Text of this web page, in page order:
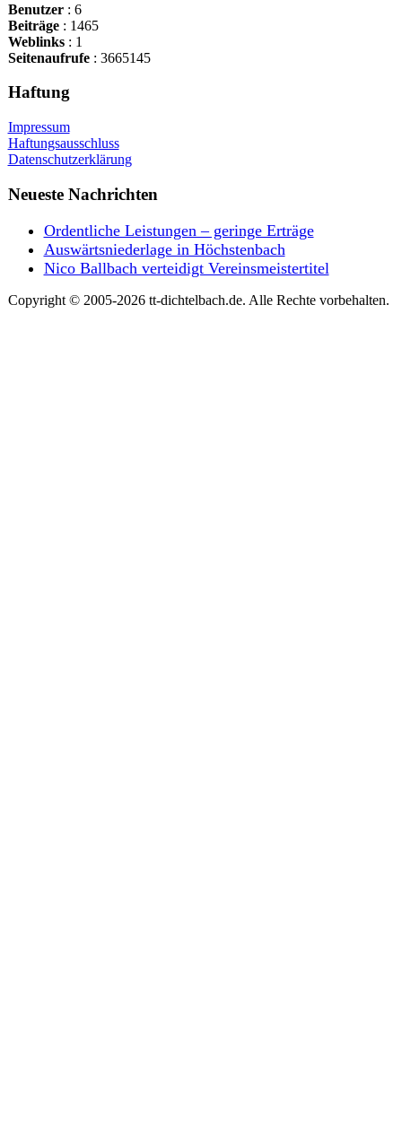
Benutzer: 6
Beiträge: 1465
Weblinks: 1
Seitenaufrufe: 3665145
Haftung
Impressum
Haftungsausschluss
Datenschutzerklärung
Neueste Nachrichten
Ordentliche Leistungen – geringe Erträge
Auswärtsniederlage in Höchstenbach
Nico Ballbach verteidigt Vereinsmeistertitel
Copyright © 2005-2026 tt-dichtelbach.de. Alle Rechte vorbehalten.